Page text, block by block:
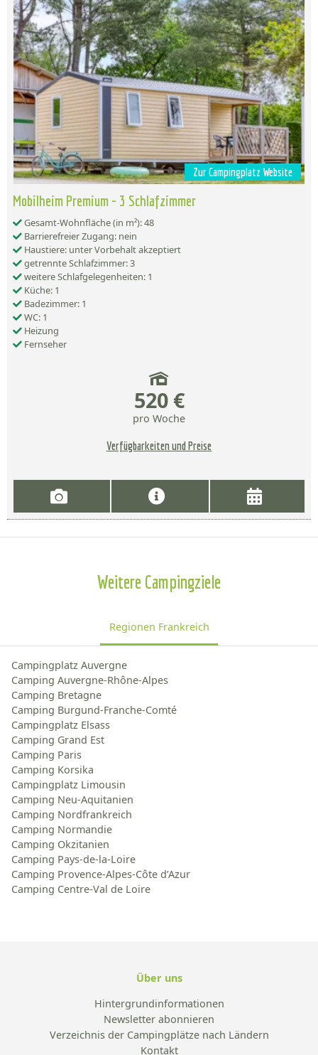
Zur Campingplatz Website
Mobilheim Premium - 3 Schlafzimmer
Gesamt-Wohnfläche (in m²): 48
Barrierefreier Zugang: nein
Haustiere: unter Vorbehalt akzeptiert
getrennte Schlafzimmer: 3
weitere Schlafgelegenheiten: 1
Küche: 1
Badezimmer: 1
WC: 1
Heizung
Fernseher
520 €
pro Woche
Verfügbarkeiten und Preise
Weitere Campingziele
Regionen Frankreich
Campingplatz Auvergne
Camping Auvergne-Rhône-Alpes
Camping Bretagne
Camping Burgund-Franche-Comté
Campingplatz Elsass
Camping Grand Est
Camping Paris
Camping Korsika
Campingplatz Limousin
Camping Neu-Aquitanien
Camping Nordfrankreich
Camping Normandie
Camping Okzitanien
Camping Pays-de-la-Loire
Camping Provence-Alpes-Côte d’Azur
Camping Centre-Val de Loire
Über uns
Hintergrundinformationen
Newsletter abonnieren
Verzeichnis der Campingplätze nach Ländern
Kontakt